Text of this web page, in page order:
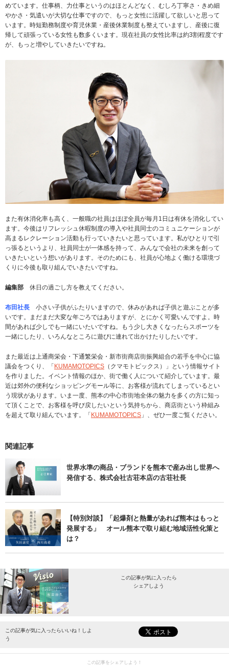
めています。仕事柄、力仕事というのはほとんどなく、むしろ丁寧さ・きめ細
やかさ・気遣いが大切な仕事ですので、もっと女性に活躍して欲しいと思って
います。時短勤務制度や育児休業・産後休業制度も整えていますし、産後に復
帰して頑張っている女性も数多くいます。現在社員の女性比率は約3割程度です
が、もっと増やしていきたいですね。
また有休消化率も高く、一般職の社員はほぼ全員が毎月1日は有休を消化してい
ます。今後はリフレッシュ休暇制度の導入や社員同士のコミュニケーションが
高まるレクレーション活動も行っていきたいと思っています。私がひとりで引
っ張るというより、社員同士が一体感を持って、みんなで会社の未来を創って
いきたいという想いがあります。そのためにも、社員が心地よく働ける環境づ
くりに今後も取り組んでいきたいですね。
編集部 休日の過ごし方を教えてください。
布田社長 小さい子供がふたりいますので、休みがあれば子供と遊ぶことが多
いです。まだまだ大変な年ごろではありますが、とにかく可愛いんですよ。時
間があれば少しでも一緒にいたいですね。もう少し大きくなったらスポーツを
一緒にしたり、いろんなところに遊びに連れて出かけたりしたいです。
また最近は上通商栄会・下通繁栄会・新市街商店街振興組合の若手を中心に協
議会をつくり、「 KUMAMOTOPICS （クマモトピックス）」という情報サイト
を作りました。イベント情報のほか、街で働く人について紹介しています。最
近は郊外の便利なショッピングモール等に、お客様が流れてしまっているとい
う現状があります。いま一度、熊本の中心市街地全体の魅力を多くの方に知っ
て頂くことで、お客様を呼び戻したいという気持ちから、商店街という枠組み
を超えて取り組んでいます。「 KUMAMOTOPICS 」、ぜひ一度ご覧ください。
関連記事
世界水準の商品・ブランドを熊本で産み出し世界へ
発信する、株式会社古荘本店の古荘社長
【特別対談】「起爆剤と熱量があれば熊本はもっと
発展する」 オール熊本で取り組む地域活性化策と
は？
この記事が気に入ったら
シェアしよう
最新情報をお届けします。
この記事が気に入ったらいいね！しよ
う
この記事をシェアしよう！